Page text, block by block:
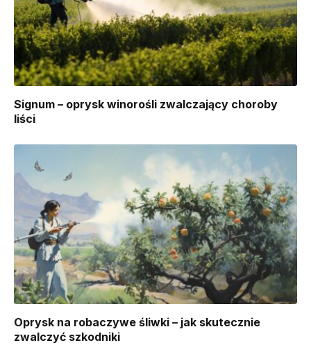
Signum – oprysk winorośli zwalczający choroby
liści
Oprysk na robaczywe śliwki – jak skutecznie
zwalczyć szkodniki